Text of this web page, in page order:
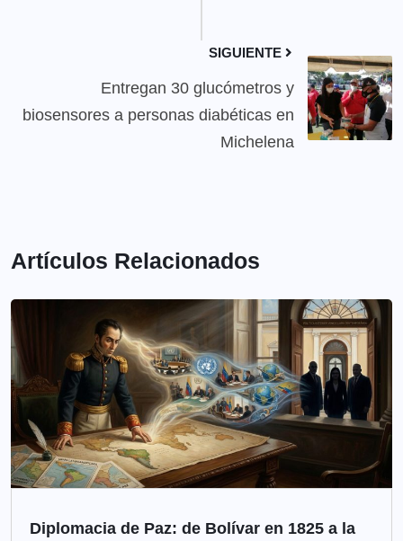
SIGUIENTE
Entregan 30 glucómetros y
biosensores a personas diabéticas en
Michelena
Artículos Relacionados
Diplomacia de Paz: de Bolívar en 1825 a la